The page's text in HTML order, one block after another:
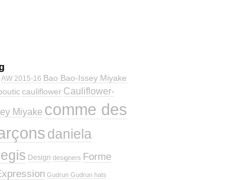
AW 2015-16 Bao Bao-Issey Miyake
cauliflower Cauliflower-
Miyake comme des
daniela
Design designers Forme
Gudrun Gudrun hats